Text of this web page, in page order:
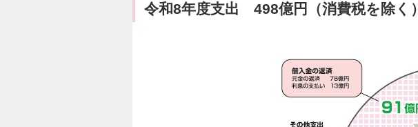
令和8年度支出 498億円（消費税を除く）